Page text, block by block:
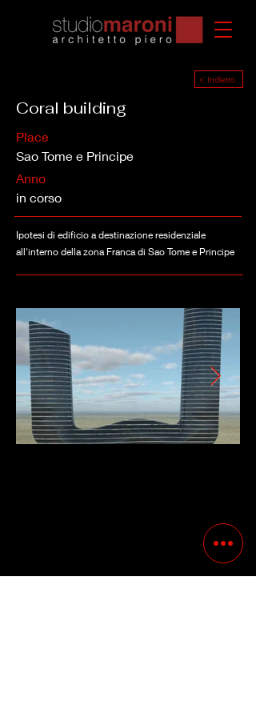
< Indietro
Coral building
Place
Sao Tome e Principe
Anno
in corso
Ipotesi di edificio a destinazione residenziale
all'interno della zona Franca di Sao Tome e Principe